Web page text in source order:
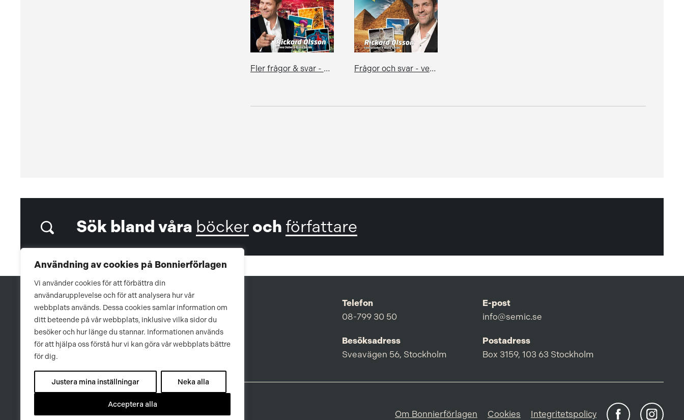
Användning av cookies på Bonnierförlagen
Vi använder cookies för att förbättra din
användarupplevelse och för att analysera hur vår
webbplats används. Dessa cookies samlar information om
ditt beteende på vår webbplats, inklusive vilka sidor du
besöker och hur länge du stannar. Informationen används
för att hjälpa oss förstå hur vi kan göra vår webbplats bättre
för dig.
Justera mina inställningar Neka alla
Acceptera alla
Fler frågor & svar - Vet du bäst? Frågor och svar - vet du bäst?
Sök bland våra böcker och författare
Telefon
08-799 30 50
E-post
info@semic.se
Besöksadress
Sveavägen 56, Stockholm
Postadress
Box 3159, 103 63 Stockholm
Om Bonnierförlagen Cookies Integritetspolicy